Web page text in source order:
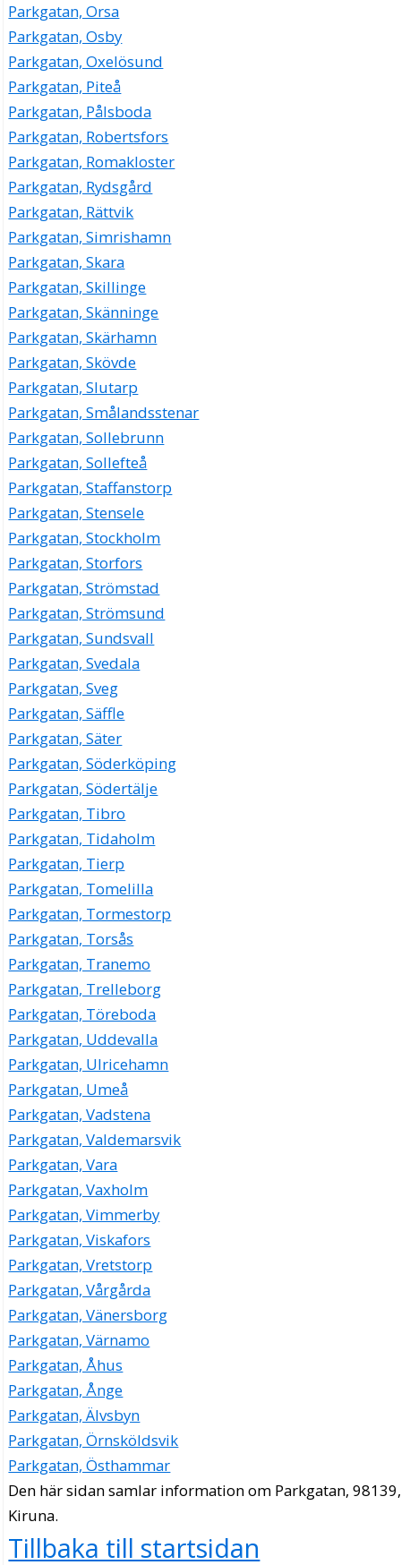
Parkgatan, Orsa
Parkgatan, Osby
Parkgatan, Oxelösund
Parkgatan, Piteå
Parkgatan, Pålsboda
Parkgatan, Robertsfors
Parkgatan, Romakloster
Parkgatan, Rydsgård
Parkgatan, Rättvik
Parkgatan, Simrishamn
Parkgatan, Skara
Parkgatan, Skillinge
Parkgatan, Skänninge
Parkgatan, Skärhamn
Parkgatan, Skövde
Parkgatan, Slutarp
Parkgatan, Smålandsstenar
Parkgatan, Sollebrunn
Parkgatan, Sollefteå
Parkgatan, Staffanstorp
Parkgatan, Stensele
Parkgatan, Stockholm
Parkgatan, Storfors
Parkgatan, Strömstad
Parkgatan, Strömsund
Parkgatan, Sundsvall
Parkgatan, Svedala
Parkgatan, Sveg
Parkgatan, Säffle
Parkgatan, Säter
Parkgatan, Söderköping
Parkgatan, Södertälje
Parkgatan, Tibro
Parkgatan, Tidaholm
Parkgatan, Tierp
Parkgatan, Tomelilla
Parkgatan, Tormestorp
Parkgatan, Torsås
Parkgatan, Tranemo
Parkgatan, Trelleborg
Parkgatan, Töreboda
Parkgatan, Uddevalla
Parkgatan, Ulricehamn
Parkgatan, Umeå
Parkgatan, Vadstena
Parkgatan, Valdemarsvik
Parkgatan, Vara
Parkgatan, Vaxholm
Parkgatan, Vimmerby
Parkgatan, Viskafors
Parkgatan, Vretstorp
Parkgatan, Vårgårda
Parkgatan, Vänersborg
Parkgatan, Värnamo
Parkgatan, Åhus
Parkgatan, Ånge
Parkgatan, Älvsbyn
Parkgatan, Örnsköldsvik
Parkgatan, Östhammar
Den här sidan samlar information om Parkgatan, 98139,
Kiruna.
Tillbaka till startsidan